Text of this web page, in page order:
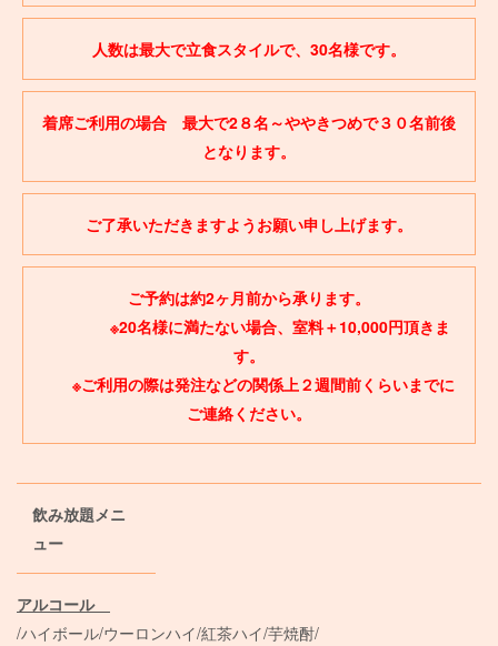
人数は最大で立食スタイルで、30名様です。
着席ご利用の場合 最大で2８名～ややきつめで３０名前後
となります。
ご了承いただきますようお願い申し上げます。
ご予約は約2ヶ月前から承ります。
※20名様に満たない場合、室料＋10,000円頂きま
す。
※ご利用の際は発注などの関係上２週間前くらいまでに
ご連絡ください。
飲み放題メニ
ュー
アルコール
/ハイボール/ウーロンハイ/紅茶ハイ/芋焼酎/